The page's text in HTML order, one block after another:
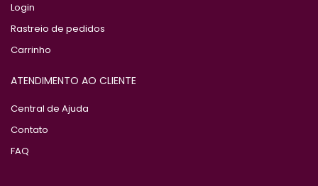
Login
Rastreio de pedidos
Carrinho
ATENDIMENTO AO CLIENTE
Central de Ajuda
Contato
FAQ